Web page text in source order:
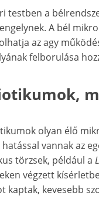
testben a
A bél
az agy
felborulása
olyan élő
vannak az
törzsek, például a
végzett
kaptak, kevesebb